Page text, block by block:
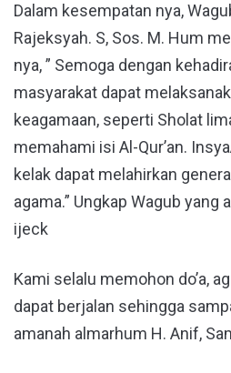
Dalam kesempatan nya,
Rajeksyah. S, Sos. M. Hum
nya, ” Semoga dengan
masyarakat dapat
keagamaan, seperti Sholat
memahami isi Al-Qur’an.
kelak dapat melahirkan
agama.” Ungkap Wagub yang
ijeck
Kami selalu memohon do’a,
dapat berjalan sehingga
amanah almarhum H. Anif,